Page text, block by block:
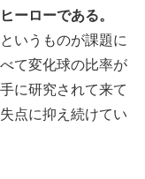
ーローである。
いうものが課題に
て変化球の比率が
に研究されて来て
点に抑え続けてい